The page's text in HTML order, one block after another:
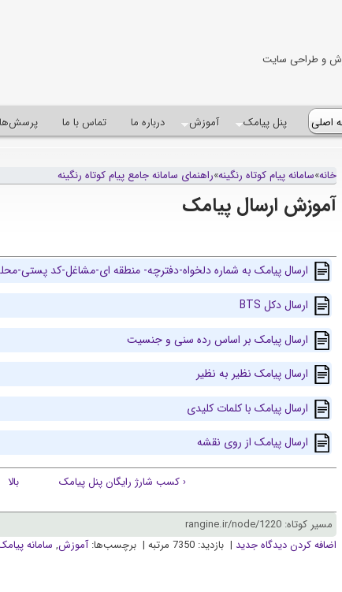
و طراحی سایت
اصلی پنل پيامک آموزش درباره ما تماس با ما
خانه»سامانه پيام کوتاه رنگينه»راهنمای سامانه جامع پیام کوتاه رنگینه
آموزش ارسال پیامک
ارسال پیامک به شماره دلخواه-دفترچه- منطقه ای-مشاغل-کد پستی-
ارسال دکل BTS
ارسال پیامک بر اساس رده سنی و جنسیت
ارسال پیامک نظیر به نظیر
ارسال پیامک با کلمات کلیدی
ارسال پیامک از روی نقشه
‹ کسب شارژ رایگان پنل پیامک بالا
مسیر کوتاه: rangine.ir/node/1220
اضافه کردن دیدگاه جدید | بازدید: 7350 مرتبه | برچسب‌ها: آموزش, سامانه